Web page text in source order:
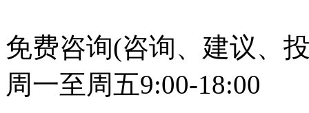
免费咨询(咨询、建议、
周一至周五9:00-18:00